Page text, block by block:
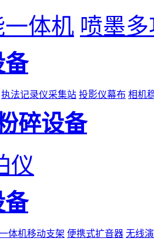
体机 喷墨
备
执法记录仪采集站 投影仪幕布 相机
碎设备
仪
备
体机移动支架 便携式扩音器 无线